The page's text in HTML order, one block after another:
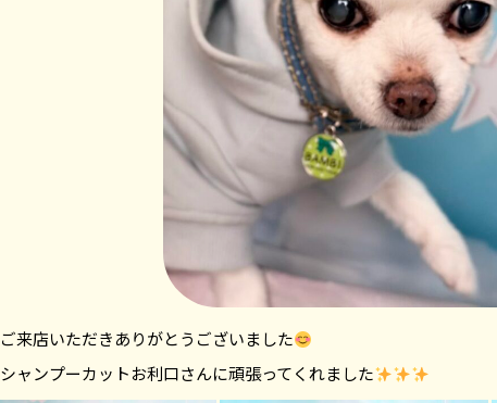
ご来店いただきありがとうございました
シャンプーカットお利口さんに頑張ってくれました